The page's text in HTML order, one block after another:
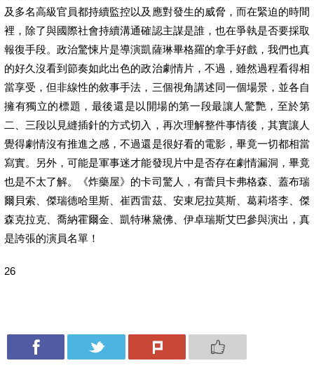
及多名高級官員都持續監控以及應對發生的威脅，而在緊迫的時間
裡，除了與國際社會持續溝通確認主謀是誰，也在爭執是否要採取
報復手段。政治驚悚片是導演凱薩琳畢格羅的拿手好戲，我們也真
的好久沒看到節奏如此出色的政治劇情片，不過，雖然過程看得相
當享受，但非線性的敘事手法，三個視角講述同一個場景，並各自
擁有獨立的標題，最後還是以開場的第一段最讓人驚艷，至於第
二、三段以見縫插針的方式切入，再次理解整件事情後，其實讓人
覺得劇情沒有推進之感，不過還是很好看的電影，畢竟一切都相當
寫實。另外，可能是軍事迷才能發現片中是否存在劇情漏洞，畢竟
也是不太了解。《炸藥屋》的卡司驚人，有蕾貝卡弗格森、蓋布瑞
爾貝索、傑瑞德哈里斯、崔西雷茲、安東尼拉莫斯、葛莉塔李、傑
森克拉克、喬納霍爾金、凱特琳黛佛、伊卓瑞斯艾巴參與演出，真
是誇張的演員名單！
26